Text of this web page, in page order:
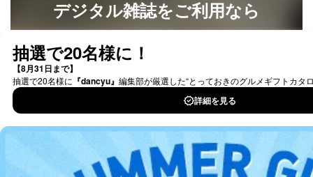
デジタル雑誌をご利用なら
書籍）が無料で読み放題！
DOWNLOAD FOR IOS
DOWNLOAD FOR ANDROID